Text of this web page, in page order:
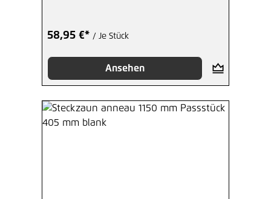
58,95 €* / Je Stück
Ansehen